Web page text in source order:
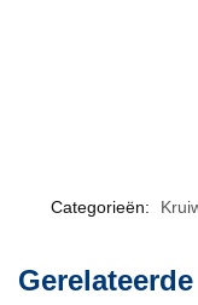
Categorieën: